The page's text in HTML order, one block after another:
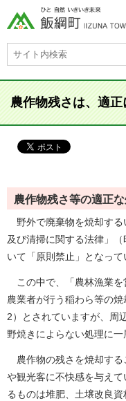
農作物残さは、適正
農作物残さ等の適正
野外で廃棄物を焼却する
及び清掃に関する法律」
いて「原則禁止」となって
この中で、「農林漁業を
農業者が行う稲わら等の
2）とされていますが、周
野焼きによらない処理に一
農作物の残さを焼却する
や観光客に不快感を与え
るものは堆肥、土壌改良